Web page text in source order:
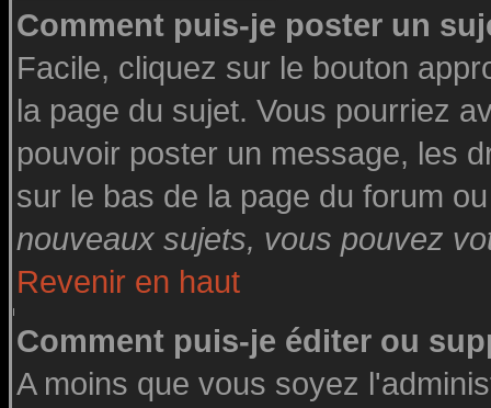
Comment puis-je poster un
Facile, cliquez sur le bouton
la page du sujet. Vous pourriez
pouvoir poster un message, les
sur le bas de la page du forum
nouveaux sujets, vous pouvez
Revenir en haut
Comment puis-je éditer ou
A moins que vous soyez